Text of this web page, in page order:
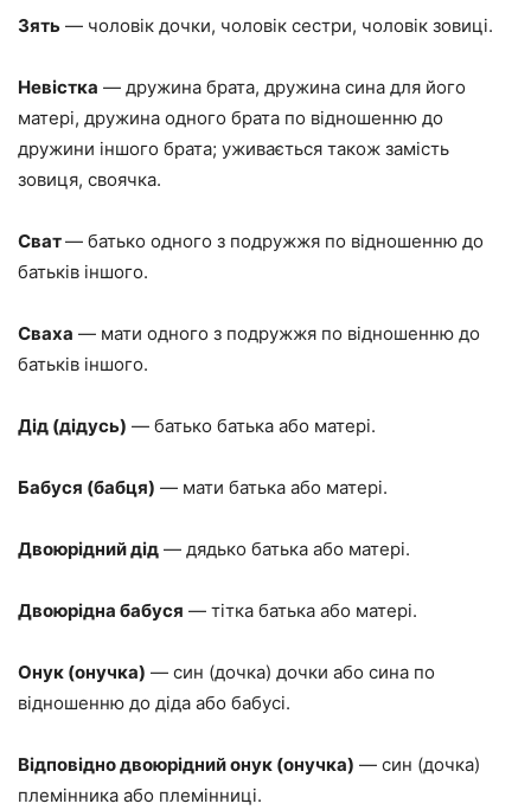
Зять — чоловік дочки, чоловік сестри, чоловік зовиці.
Невістка — дружина брата, дружина сина для його
матері, дружина одного брата по відношенню до
дружини іншого брата; уживається також замість
зовиця, своячка.
Сват— батько одного з подружжя по відношенню до
батьків іншого.
Сваха — мати одного з подружжя по відношенню до
батьків іншого.
Дід (дідусь) — батько батька або матері.
Бабуся (бабця) — мати батька або матері.
Двоюрідний дід — дядько батька або матері.
Двоюрідна бабуся — тітка батька або матері.
Онук (онучка) — син (дочка) дочки або сина по
відношенню до діда або бабусі.
Відповідно двоюрідний онук (онучка) — син (дочка)
племінника або племінниці.